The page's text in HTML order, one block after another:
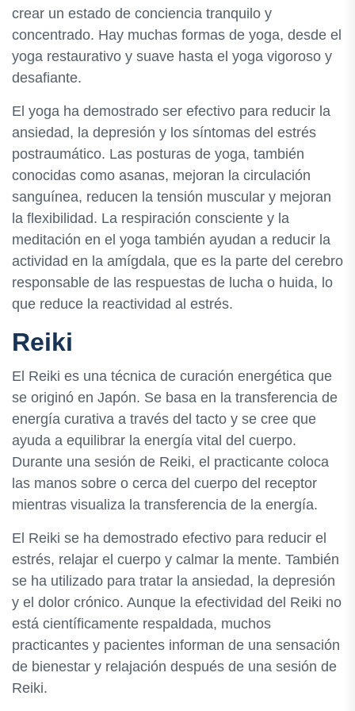
crear un estado de conciencia tranquilo y
concentrado. Hay muchas formas de yoga, desde el
yoga restaurativo y suave hasta el yoga vigoroso y
desafiante.
El yoga ha demostrado ser efectivo para reducir la
ansiedad, la depresión y los síntomas del estrés
postraumático. Las posturas de yoga, también
conocidas como asanas, mejoran la circulación
sanguínea, reducen la tensión muscular y mejoran
la flexibilidad. La respiración consciente y la
meditación en el yoga también ayudan a reducir la
actividad en la amígdala, que es la parte del cerebro
responsable de las respuestas de lucha o huida, lo
que reduce la reactividad al estrés.
Reiki
El Reiki es una técnica de curación energética que
se originó en Japón. Se basa en la transferencia de
energía curativa a través del tacto y se cree que
ayuda a equilibrar la energía vital del cuerpo.
Durante una sesión de Reiki, el practicante coloca
las manos sobre o cerca del cuerpo del receptor
mientras visualiza la transferencia de la energía.
El Reiki se ha demostrado efectivo para reducir el
estrés, relajar el cuerpo y calmar la mente. También
se ha utilizado para tratar la ansiedad, la depresión
y el dolor crónico. Aunque la efectividad del Reiki no
está científicamente respaldada, muchos
practicantes y pacientes informan de una sensación
de bienestar y relajación después de una sesión de
Reiki.